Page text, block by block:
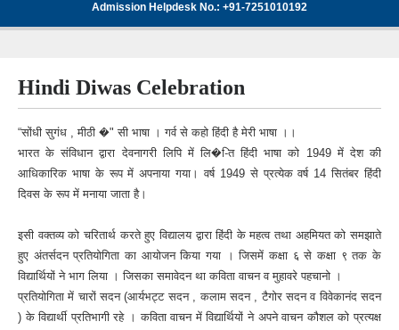
Admission Helpdesk No.: +91-7251010192
Hindi Diwas Celebration
“सोंधी सुगंध , मीठी �" सी भाषा । गर्व से कहो हिंदी है मेरी भाषा ।।
भारत के संविधान द्वारा देवनागरी लिपि में लि�-ित हिंदी भाषा को 1949 में देश की
आधिकारिक भाषा के रूप में अपनाया गया। वर्ष 1949 से प्रत्येक वर्ष 14 सितंबर हिंदी
दिवस के रूप में मनाया जाता है।
इसी वक्तव्य को चरितार्थ करते हुए विद्यालय द्वारा हिंदी के महत्व तथा अहमियत को समझाते
हुए अंतर्सदन प्रतियोगिता का आयोजन किया गया । जिसमें कक्षा ६ से कक्षा ९ तक के
विद्यार्थियों ने भाग लिया । जिसका समावेदन था कविता वाचन व मुहावरे पहचानो ।
प्रतियोगिता में चारों सदन (आर्यभट्ट सदन , कलाम सदन , टैगोर सदन व विवेकानंद सदन
) के विद्यार्थी प्रतिभागी रहे । कविता वाचन में विद्यार्थियों ने अपने वाचन कौशल को प्रत्यक्ष